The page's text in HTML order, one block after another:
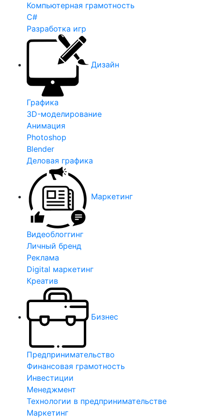
Компьютерная грамотность
C#
Разработка игр
Дизайн
Графика
3D-моделирование
Анимация
Photoshop
Blender
Деловая графика
Маркетинг
Видеоблоггинг
Личный бренд
Реклама
Digital маркетинг
Креатив
Бизнес
Предпринимательство
Финансовая грамотность
Инвестиции
Менеджмент
Технологии в предпринимательстве
Маркетинг